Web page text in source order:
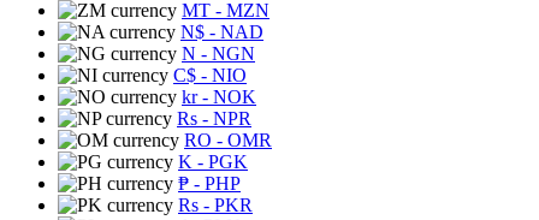
MT - MZN
N$ - NAD
N - NGN
C$ - NIO
kr- NOK
Rs - NPR
RO - OMR
K - PGK
₱ - PHP
Rs - PKR